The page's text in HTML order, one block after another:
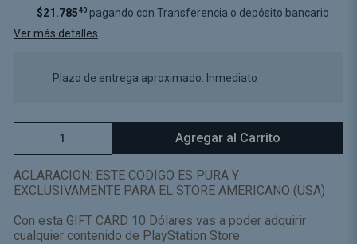
$21.785 40pagando con Transferencia o depósito bancario
Ver más detalles
Plazo de entrega aproximado: Inmediato
Agregar al Carrito
ACLARACION: ESTE CODIGO ES PURA Y
EXCLUSIVAMENTE PARA EL STORE AMERICANO (USA)
Con esta GIFT CARD 10 Dólares vas a poder adquirir
cualquier contenido de PlayStation Store.